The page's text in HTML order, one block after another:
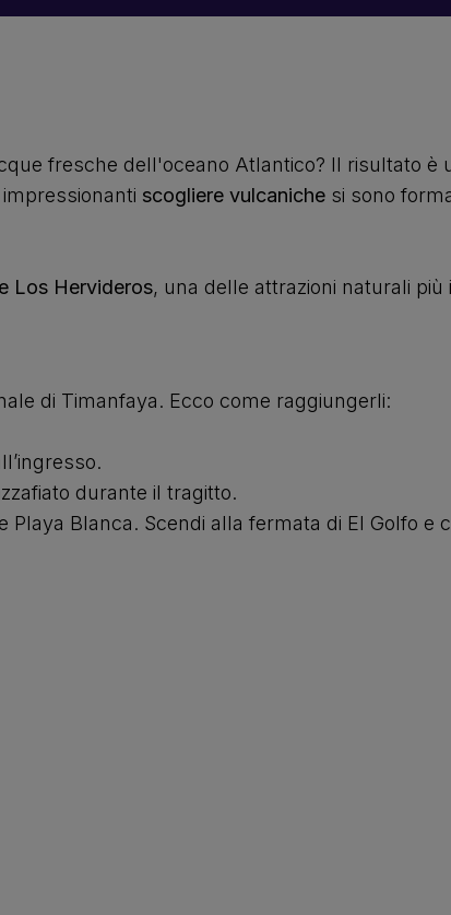
fresche dell'oceano Atlantico? Il risultato è
scogliere vulcaniche si sono
Los Hervideros, una delle attrazioni naturali
di Timanfaya. Ecco come raggiungerli:
durante il tragitto.
Playa Blanca. Scendi alla fermata di El Golfo e